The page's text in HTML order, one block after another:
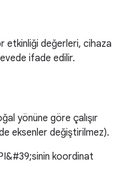
etkinliği değerleri, cihaza
ifade edilir.
yönüne göre çalışır
eksenler değiştirilmez).